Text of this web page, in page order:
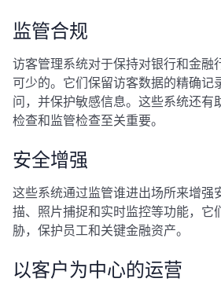
监管合规
访客管理系统对于保持对银行和金融
可少的。它们保留访客数据的精确记
问，并保护敏感信息。这些系统还有
检查和监管检查至关重要。
安全增强
这些系统通过监管谁进出场所来增强
描、照片捕捉和实时监控等功能，它
胁，保护员工和关键金融资产。
以客户为中心的运营